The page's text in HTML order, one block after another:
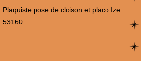
Plaquiste pose de cloison et placo Ize
53160